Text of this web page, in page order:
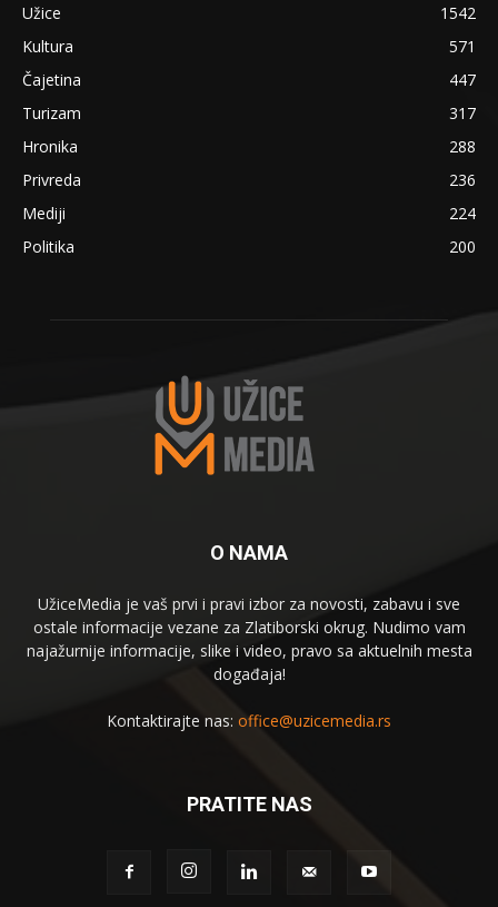
Užice
1542
Kultura
571
Čajetina
447
Turizam
317
Hronika
288
Privreda
236
Mediji
224
Politika
200
O NAMA
UžiceMedia je vaš prvi i pravi izbor za novosti, zabavu i sve
ostale informacije vezane za Zlatiborski okrug. Nudimo vam
najažurnije informacije, slike i video, pravo sa aktuelnih mesta
događaja!
Kontaktirajte nas: office@uzicemedia.rs
PRATITE NAS